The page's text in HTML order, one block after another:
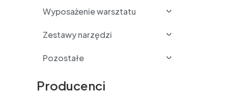
Wyposażenie warsztatu
Zestawy narzędzi
Pozostałe
Producenci